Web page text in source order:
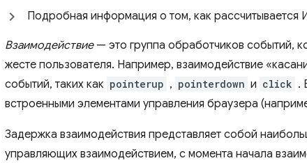
Подробная информация о том, как рассчитывается
Взаимодействие— это группа обработчиков событий,
жесте пользователя. Например, взаимодействие
событий, таких как pointerup , pointerdown и click .
встроенными элементами управления браузера
Задержка взаимодействия представляет собой
управляющих взаимодействием, с момента начала